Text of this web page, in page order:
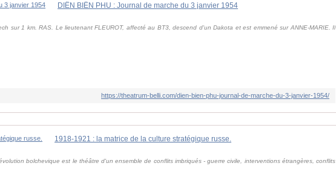
DIÊN BIÊN PHU : Journal de marche du 3 janvier 1954
sur 1 km. RAS. Le lieutenant FLEUROT, affecté au BT3, descend d'un Dakota et est emmené sur ANNE-MARIE. Il
https://theatrum-belli.com/dien-bien-phu-journal-de-marche-du-3-janvier-1954/
1918-1921 : la matrice de la culture stratégique russe.
bolchevique est le théâtre d'un ensemble de conflits imbriqués - guerre civile, interventions étrangères, conflits